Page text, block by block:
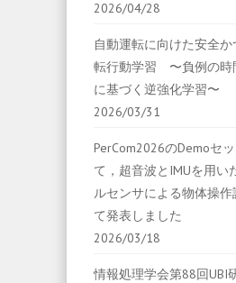
2026/04/28
自動運転に向けた安全
転行動学習 〜負例の時
に基づく逆強化学習〜
2026/03/31
PerCom2026のDemoセ
て，超音波とIMUを用い
ルセンサによる物体操作
て発表しました
2026/03/18
情報処理学会第88回UBI